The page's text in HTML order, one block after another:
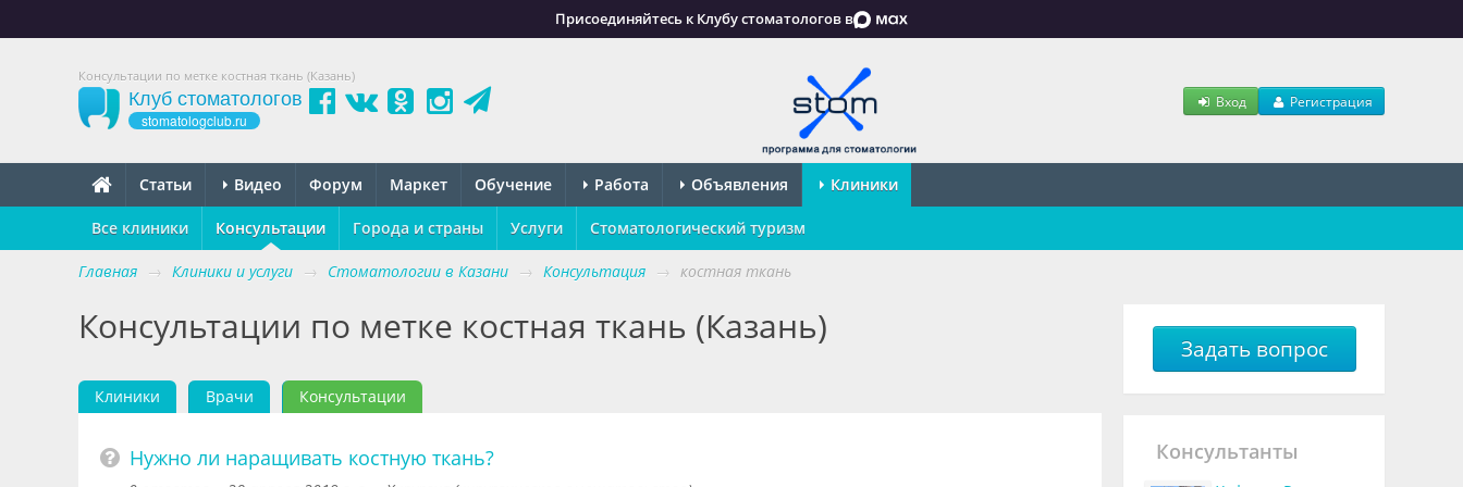
Присоединяйтесь к Клубу стоматологов в
Консультации по метке костная ткань (Казань)
Клуб стоматологов
stomatologclub.ru
Вход Регистрация
Статьи Видео Форум Маркет Обучение Работа Объявления Клиники
Все клиники Консультации Города и страны Услуги Стоматологический туризм
Главная → Клиники и услуги → Стоматологии в Казани → Консультация → костная ткань
Консультации по метке костная ткань (Казань)
Клиники Врачи Консультации
Нужно ли наращивать костную ткань?
Задать вопрос
Консультанты